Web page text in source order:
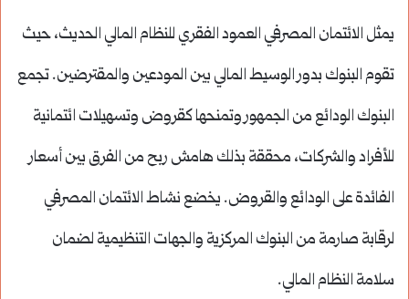
يمثل الائتمان المصرفي العمود الفقري للنظام المالي الحديث، حيث
تقوم البنوك بدور الوسيط المالي بين المودعين والمقترضين. تجمع
البنوك الودائع من الجمهور وتمنحها كقروض وتسهيلات ائتمانية
للأفراد والشركات، محققة بذلك هامش ربح من الفرق بين أسعار
الفائدة على الودائع والقروض. يخضع نشاط الائتمان المصرفي
لرقابة صارمة من البنوك المركزية والجهات التنظيمية لضمان
سلامة النظام المالي.